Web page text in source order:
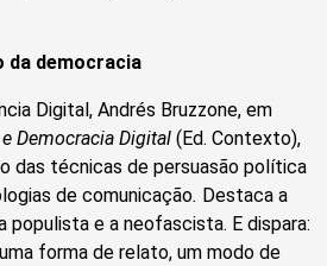
da democracia
Digital, Andrés Bruzzone, em
Democracia Digital (Ed. Contexto),
das técnicas de persuasão política
de comunicação. Destaca a
populista e a neofascista. E dispara:
forma de relato, um modo de